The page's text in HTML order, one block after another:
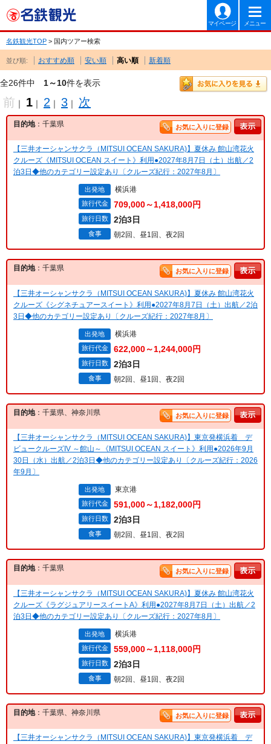
マイページ メニュー
名鉄観光TOP > 国内ツアー検索
並び順: おすすめ順 安い順 高い順 新着順
全26件中 1～10件を表示
前 ｜ 1 ｜ 2 ｜ 3 ｜ 次
目的地：千葉県 お気に入りに登録
【三井オーシャンサクラ（MITSUI OCEAN SAKURA)】夏休み 館山湾花火
クルーズ《MITSUI OCEAN スイート》利用●2027年8月7日（土）出航／2
泊3日◆他のカテゴリー設定あり〔クルーズ紀行：2027年8月〕
出発地 横浜港
旅行代金 709,000～1,418,000円
旅行日数 2泊3日
食事 朝2回、昼1回、夜2回
目的地：千葉県 お気に入りに登録
【三井オーシャンサクラ（MITSUI OCEAN SAKURA)】夏休み 館山湾花火
クルーズ《シグネチュアースイート》利用●2027年8月7日（土）出航／2泊
3日◆他のカテゴリー設定あり〔クルーズ紀行：2027年8月〕
出発地 横浜港
旅行代金 622,000～1,244,000円
旅行日数 2泊3日
食事 朝2回、昼1回、夜2回
目的地：千葉県、神奈川県 お気に入りに登録
【三井オーシャンサクラ（MITSUI OCEAN SAKURA)】東京発横浜着 デ
ビュークルーズIV ～館山～《MITSUI OCEAN スイート》利用●2026年9月
30日（水）出航／2泊3日◆他のカテゴリー設定あり〔クルーズ紀行：2026
年9月〕
出発地 東京港
旅行代金 591,000～1,182,000円
旅行日数 2泊3日
食事 朝2回、昼1回、夜2回
目的地：千葉県 お気に入りに登録
【三井オーシャンサクラ（MITSUI OCEAN SAKURA)】夏休み 館山湾花火
クルーズ《ラグジュアリースイートA》利用●2027年8月7日（土）出航／2
泊3日◆他のカテゴリー設定あり〔クルーズ紀行：2027年8月〕
出発地 横浜港
旅行代金 559,000～1,118,000円
旅行日数 2泊3日
食事 朝2回、昼1回、夜2回
目的地：千葉県、神奈川県 お気に入りに登録
【三井オーシャンサクラ（MITSUI OCEAN SAKURA)】東京発横浜着 デ